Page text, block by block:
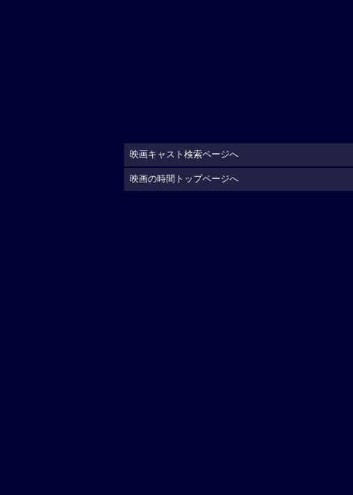
映画キャスト検索ページへ
映画の時間トップページへ